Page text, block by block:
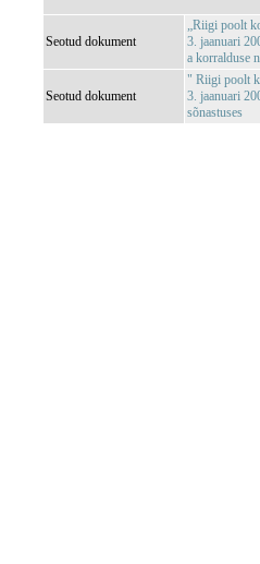
Seotud dokument
„Riigi poolt
3. jaanuari
a korralduse
Seotud dokument
" Riigi poolt
3. jaanuari
sõnastuses